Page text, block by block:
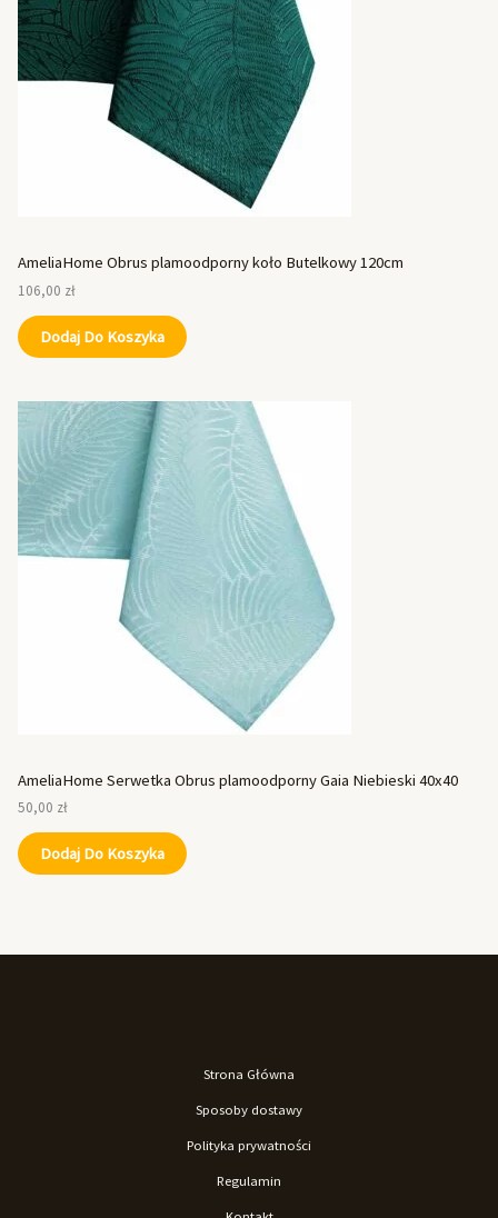
AmeliaHome Obrus plamoodporny koło Butelkowy 120cm
106,00 zł
Dodaj Do Koszyka
AmeliaHome Serwetka Obrus plamoodporny Gaia Niebieski 40x40
50,00 zł
Dodaj Do Koszyka
Strona Główna
Sposoby dostawy
Polityka prywatności
Regulamin